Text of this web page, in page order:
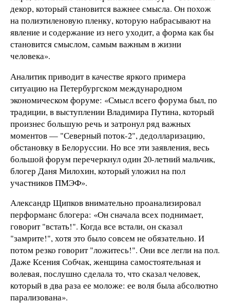
декор, который становится важнее смысла. Он похож
на полиэтиленовую пленку, которую набрасывают на
явление и содержание из него уходит, а форма как бы
становится смыслом, самым важным в жизни
человека».
Аналитик приводит в качестве яркого примера
ситуацию на Петербургском международном
экономическом форуме: «Смысл всего форума был, по
традиции, в выступлении Владимира Путина, который
произнес большую речь и затронул ряд важных
моментов — "Северный поток-2", дедолларизацию,
обстановку в Белоруссии. Но все эти заявления, весь
большой форум перечеркнул один 20-летний мальчик,
блогер Даня Милохин, который уложил на пол
участников ПМЭФ».
Александр Щипков внимательно проанализировал
перформанс блогера: «Он сначала всех поднимает,
говорит "встать!". Когда все встали, он сказал
"замрите!", хотя это было совсем не обязательно. И
потом резко говорит "ложитесь!". Они все легли на пол.
Даже Ксения Собчак, женщина самостоятельная и
волевая, послушно сделала то, что сказал человек,
который в два раза ее моложе: ее воля была абсолютно
парализована».